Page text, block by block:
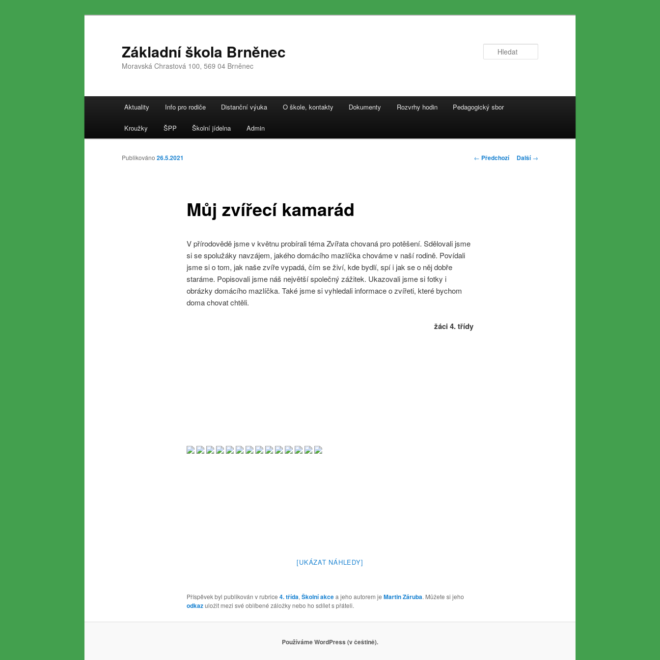
Základní škola Brněnec
Moravská Chrastová 100, 569 04 Brněnec
Aktuality Info pro rodiče Distanční výuka O škole, kontakty Dokumenty Rozvrhy hodin Pedagogický sbor
Kroužky ŠPP Školní jídelna Admin
Navigace
← Předchozí Další→
Můj zvířecí kamarád
Publikováno 26.5.2021
V přírodovědě jsme v květnu probírali téma Zvířata chovaná pro potěšení. Sdělovali jsme
si se spolužáky navzájem, jakého domácího mazlíčka chováme v naší rodině. Povídali
jsme si o tom, jak naše zvíře vypadá, čím se živí, kde bydlí, spí i jak se o něj dobře
staráme. Popisovali jsme náš největší společný zážitek. Ukazovali jsme si fotky i
obrázky domácího mazlíčka. Také jsme si vyhledali informace o zvířeti, které bychom
doma chovat chtěli.
žáci 4. třídy
[UKÁZAT NÁHLEDY]
Příspěvek byl publikován v rubrice 4. třída, Školní akcea jeho autorem je Martin Záruba. Můžete si jeho
odkazuložit mezi své oblíbené záložky nebo ho sdílet s přáteli.
Používáme WordPress (v češtině).